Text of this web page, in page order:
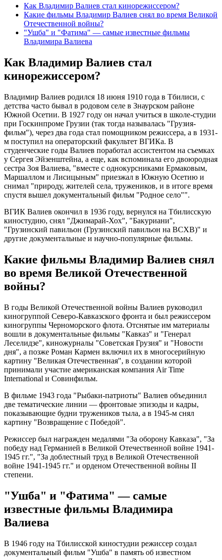
Как Владимир Валиев стал кинорежиссером?
Какие фильмы Владимир Валиев снял во время Великой
Отечественной войны?
"Ушба" и "Фатима" — самые известные фильмы
Владимира Валиева
Как Владимир Валиев стал
кинорежиссером?
Владимир Валиев родился 18 июня 1910 года в Тбилиси, с
детства часто бывал в родовом селе в Знаурском районе
Южной Осетии. В 1927 году он начал учиться в школе-студии
при Госкинпроме Грузии (так тогда называлась "Грузия-
фильм"), через два года стал помощником режиссера, а в 1931-
м поступил на операторский факультет ВГИКа. В
студенческие годы Валиев поработал ассистентом на съемках
у Сергея Эйзенштейна, а еще, как вспоминала его двоюродная
сестра Зоя Валиева, "вместе с однокурсниками Ермаковым,
Маршаллом и Лисицыным" приезжал в Южную Осетию и
снимал "природу, жителей села, тружеников, и в итоге время
спустя вышел документальный фильм "Родное село"".
ВГИК Валиев окончил в 1936 году, вернулся на Тбилисскую
киностудию, снял "Джимарай-Хох", "Бакуриани",
"Грузинский павильон (Грузинский павильон на ВСХВ)" и
другие документальные и научно-популярные фильмы.
Какие фильмы Владимир Валиев снял
во время Великой Отечественной
войны?
В годы Великой Отечественной войны Валиев руководил
киногруппой Северо-Кавказского фронта и был режиссером
киногруппы Черноморского флота. Отснятые им материалы
вошли в документальные фильмы "Кавказ" и "Генерал
Леселидзе", киножурналы "Советская Грузия" и "Новости
дня", а позже Роман Кармен включил их в многосерийную
картину "Великая Отечественная", в создании которой
принимали участие американская компания Air Time
International и Совинфильм.
В фильме 1943 года "Рыбаки-патриоты" Валиев объединил
две тематические линии — фронтовые эпизоды и кадры,
показывающие будни тружеников тыла, а в 1945-м снял
картину "Возвращение с Победой".
Режиссер был награжден медалями "За оборону Кавказа", "За
победу над Германией в Великой Отечественной войне 1941-
1945 гг.", "За доблестный труд в Великой Отечественной
войне 1941-1945 гг." и орденом Отечественной войны II
степени.
"Ушба" и "Фатима" — самые
известные фильмы Владимира
Валиева
В 1946 году на Тбилисской киностудии режиссер создал
документальный фильм "Ушба" в память об известном